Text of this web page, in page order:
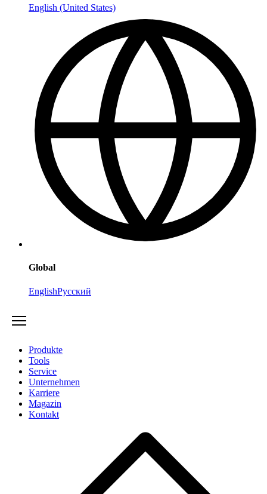
English (United States)
Global
EnglishРусский
Produkte
Tools
Service
Unternehmen
Karriere
Magazin
Kontakt